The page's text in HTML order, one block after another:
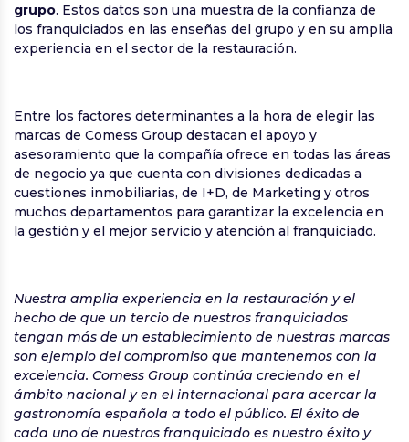
grupo. Estos datos son una muestra de la confianza de
los franquiciados en las enseñas del grupo y en su amplia
experiencia en el sector de la restauración.
Entre los factores determinantes a la hora de elegir las
marcas de Comess Group destacan el apoyo y
asesoramiento que la compañía ofrece en todas las áreas
de negocio ya que cuenta con divisiones dedicadas a
cuestiones inmobiliarias, de I+D, de Marketing y otros
muchos departamentos para garantizar la excelencia en
la gestión y el mejor servicio y atención al franquiciado.
Nuestra amplia experiencia en la restauración y el
hecho de que un tercio de nuestros franquiciados
tengan más de un establecimiento de nuestras marcas
son ejemplo del compromiso que mantenemos con la
excelencia. Comess Group continúa creciendo en el
ámbito nacional y en el internacional para acercar la
gastronomía española a todo el público. El éxito de
cada uno de nuestros franquiciado es nuestro éxito y